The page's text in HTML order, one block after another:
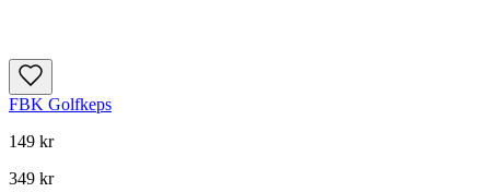
FBK Golfkeps
149 kr
349 kr